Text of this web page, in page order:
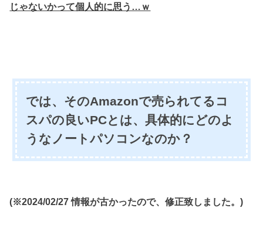
じゃないかって個人的に思う…ｗ
では、そのAmazonで売られてるコ
スパの良いPCとは、具体的にどのよ
うなノートパソコンなのか？
(※2024/02/27 情報が古かったので、修正致しました。)